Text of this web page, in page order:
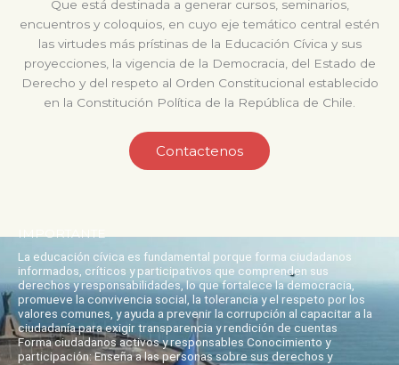
Que está destinada a generar cursos, seminarios,
encuentros y coloquios, en cuyo eje temático central estén
las virtudes más prístinas de la Educación Cívica y sus
proyecciones, la vigencia de la Democracia, del Estado de
Derecho y del respeto al Orden Constitucional establecido
en la Constitución Política de la República de Chile.
Contactenos
La educación cívica es fundamental porque forma ciudadanos
informados, críticos y participativos que comprenden sus
derechos y responsabilidades, lo que fortalece la democracia,
promueve la convivencia social, la tolerancia y el respeto por los
valores comunes, y ayuda a prevenir la corrupción al capacitar a la
ciudadanía para exigir transparencia y rendición de cuentas
Forma ciudadanos activos y responsables Conocimiento y
participación: Enseña a las personas sobre sus derechos y